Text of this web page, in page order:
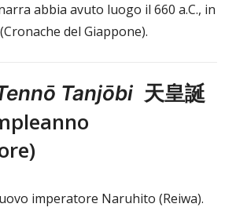
abbia avuto luogo il 660 a.C., in
(Cronache del Giappone).
Tanjōbi 天皇誕
imperatore Naruhito (Reiwa).